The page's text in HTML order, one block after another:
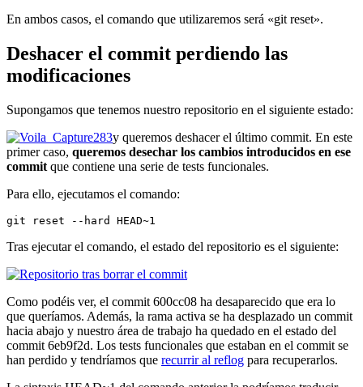
En ambos casos, el comando que utilizaremos será «git reset».
Deshacer el commit perdiendo las
modificaciones
Supongamos que tenemos nuestro repositorio en el siguiente estado:
y queremos deshacer el último commit. En este
primer caso, queremos desechar los cambios introducidos en ese
commit que contiene una serie de tests funcionales.
Para ello, ejecutamos el comando:
git reset --hard HEAD~1
Tras ejecutar el comando, el estado del repositorio es el siguiente:
Como podéis ver, el commit 600cc08 ha desaparecido que era lo
que queríamos. Además, la rama activa se ha desplazado un commit
hacia abajo y nuestro área de trabajo ha quedado en el estado del
commit 6eb9f2d. Los tests funcionales que estaban en el commit se
han perdido y tendríamos que recurrir al reflog para recuperarlos.